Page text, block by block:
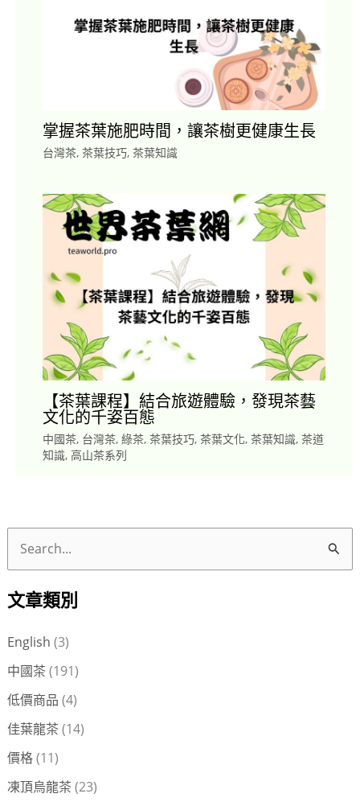
掌握茶葉施肥時間，讓茶樹更健康生長
台灣茶, 茶葉技巧, 茶葉知識
【茶葉課程】結合旅遊體驗，發現茶藝
文化的千姿百態
中國茶, 台灣茶, 綠茶, 茶葉技巧, 茶葉文化, 茶葉知識, 茶道
知識, 高山茶系列
關
文章類別
English (3)
中國茶 (191)
低價商品 (4)
佳葉龍茶 (14)
價格(11)
凍頂烏龍茶 (23)